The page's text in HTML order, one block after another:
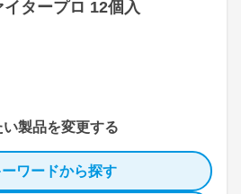
イタープロ 12個入
い製品を変更する
ーワードから探す